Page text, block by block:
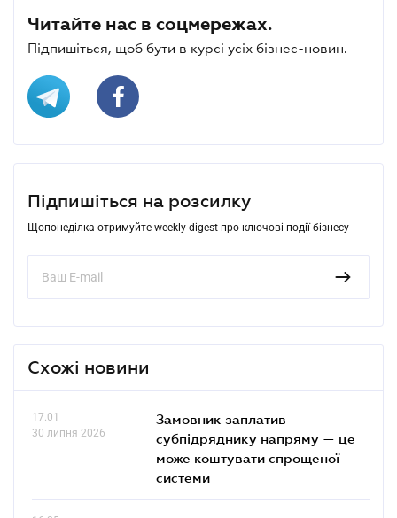
Читайте нас в соцмережах.
Підпишіться, щоб бути в курсі усіх бізнес-новин.
Підпишіться на розсилку
Щопонеділка отримуйте weekly-digest про ключові події бізнесу
Схожі новини
17.01
30 липня 2026
Замовник заплатив
субпідряднику напряму — це
може коштувати спрощеної
системи